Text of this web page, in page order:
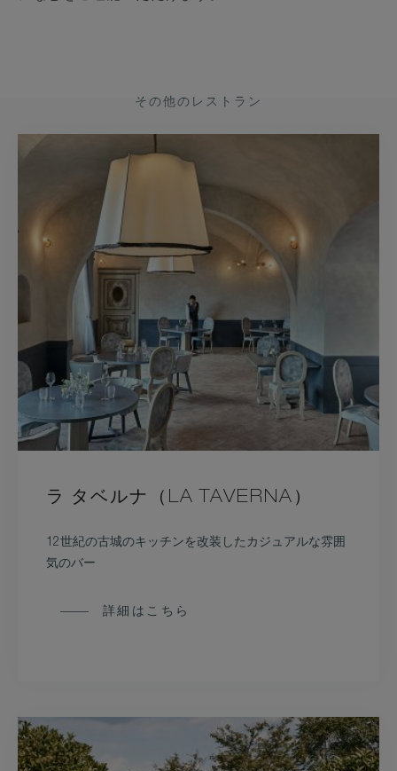
その他のレストラン
ラ タベルナ（LA TAVERNA）
12世紀の古城のキッチンを改装したカジュアルな雰囲
気のバー
詳細はこちら